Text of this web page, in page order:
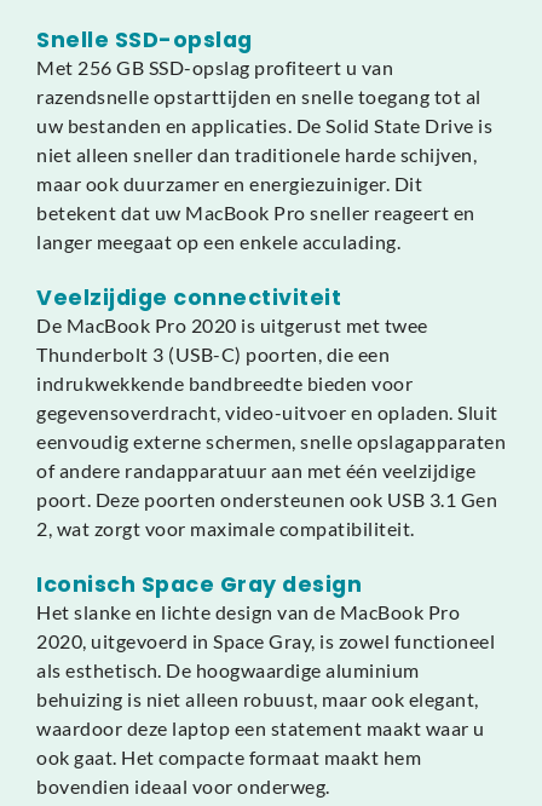
Snelle SSD-opslag
Met 256 GB SSD-opslag profiteert u van
razendsnelle opstarttijden en snelle toegang tot al
uw bestanden en applicaties. De Solid State Drive is
niet alleen sneller dan traditionele harde schijven,
maar ook duurzamer en energiezuiniger. Dit
betekent dat uw MacBook Pro sneller reageert en
langer meegaat op een enkele acculading.
Veelzijdige connectiviteit
De MacBook Pro 2020 is uitgerust met twee
Thunderbolt 3 (USB-C) poorten, die een
indrukwekkende bandbreedte bieden voor
gegevensoverdracht, video-uitvoer en opladen. Sluit
eenvoudig externe schermen, snelle opslagapparaten
of andere randapparatuur aan met één veelzijdige
poort. Deze poorten ondersteunen ook USB 3.1 Gen
2, wat zorgt voor maximale compatibiliteit.
Iconisch Space Gray design
Het slanke en lichte design van de MacBook Pro
2020, uitgevoerd in Space Gray, is zowel functioneel
als esthetisch. De hoogwaardige aluminium
behuizing is niet alleen robuust, maar ook elegant,
waardoor deze laptop een statement maakt waar u
ook gaat. Het compacte formaat maakt hem
bovendien ideaal voor onderweg.